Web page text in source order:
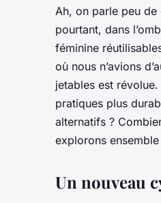
la
féminine
de lecture
Ah, on parle peu
pourtant, dans
féminine
où nous n’avions
jetables est
pratiques plus
alternatifs ?
explorons
Un nouveau